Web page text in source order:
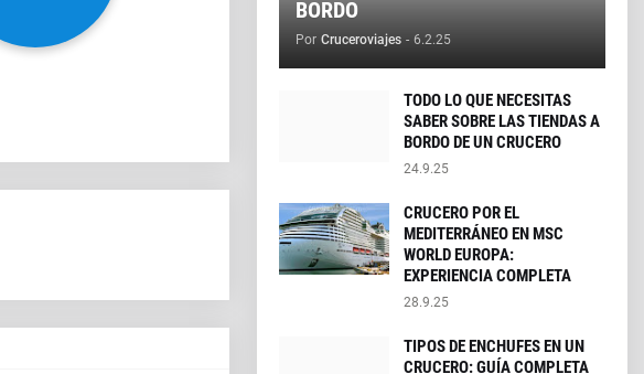
BORDO
Por Cruceroviajes - 6.2.25
TODO LO QUE NECESITAS
SABER SOBRE LAS TIENDAS A
BORDO DE UN CRUCERO
24.9.25
CRUCERO POR EL
MEDITERRÁNEO EN MSC
WORLD EUROPA:
EXPERIENCIA COMPLETA
28.9.25
TIPOS DE ENCHUFES EN UN
CRUCERO: GUÍA COMPLETA